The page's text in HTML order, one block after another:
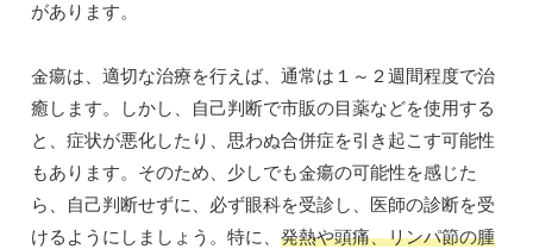
があります。
金瘍は、適切な治療を行えば、通常は１～２週間程度で治
癒します。しかし、自己判断で市販の目薬などを使用する
と、症状が悪化したり、思わぬ合併症を引き起こす可能性
もあります。そのため、少しでも金瘍の可能性を感じた
ら、自己判断せずに、必ず眼科を受診し、医師の診断を受
けるようにしましょう。特に、 発熱や頭痛、リンパ節の腫